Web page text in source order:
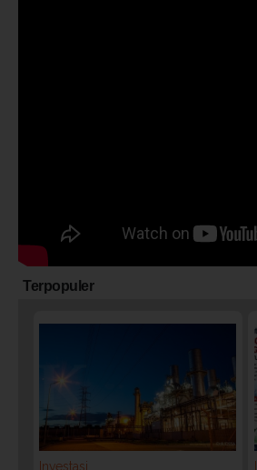
Terpopuler
Investasi